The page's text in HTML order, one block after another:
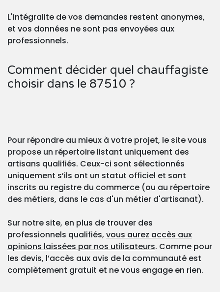
L'intégralite de vos demandes restent anonymes,
et vos données ne sont pas envoyées aux
professionnels.
Comment décider quel chauffagiste
choisir dans le 87510 ?
Pour répondre au mieux à votre projet, le site vous
propose un répertoire listant uniquement des
artisans qualifiés. Ceux-ci sont sélectionnés
uniquement s’ils ont un statut officiel et sont
inscrits au registre du commerce (ou au répertoire
des métiers, dans le cas d'un métier d'artisanat).
Sur notre site, en plus de trouver des
professionnels qualifiés, vous aurez accès aux
opinions laissées par nos utilisateurs. Comme pour
les devis, l’accès aux avis de la communauté est
complètement gratuit et ne vous engage en rien.